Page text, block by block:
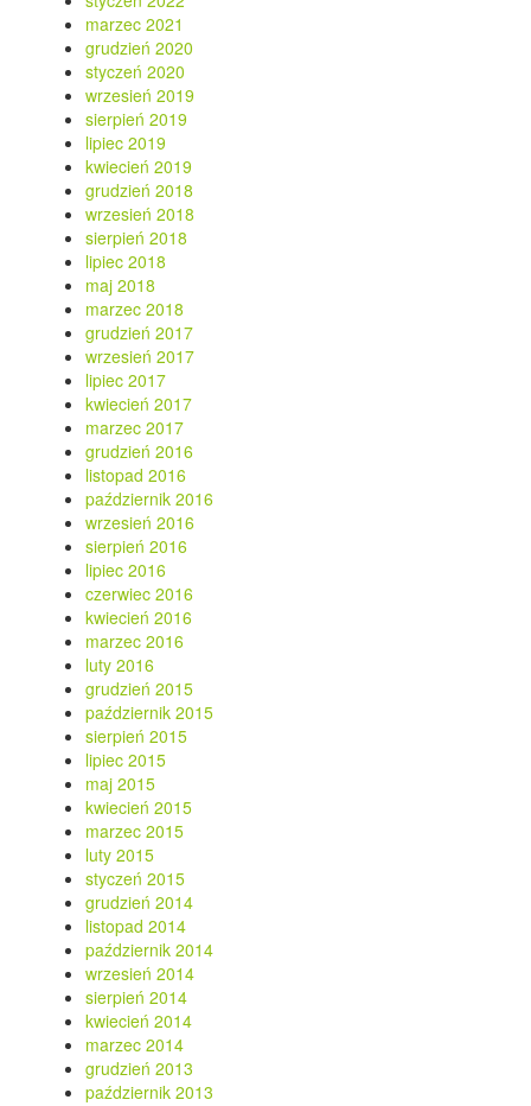
marzec 2021
grudzień 2020
styczeń 2020
wrzesień 2019
sierpień 2019
lipiec 2019
kwiecień 2019
grudzień 2018
wrzesień 2018
sierpień 2018
lipiec 2018
maj 2018
marzec 2018
grudzień 2017
wrzesień 2017
lipiec 2017
kwiecień 2017
marzec 2017
grudzień 2016
listopad 2016
październik 2016
wrzesień 2016
sierpień 2016
lipiec 2016
czerwiec 2016
kwiecień 2016
marzec 2016
luty 2016
grudzień 2015
październik 2015
sierpień 2015
lipiec 2015
maj 2015
kwiecień 2015
marzec 2015
luty 2015
styczeń 2015
grudzień 2014
listopad 2014
październik 2014
wrzesień 2014
sierpień 2014
kwiecień 2014
marzec 2014
grudzień 2013
październik 2013